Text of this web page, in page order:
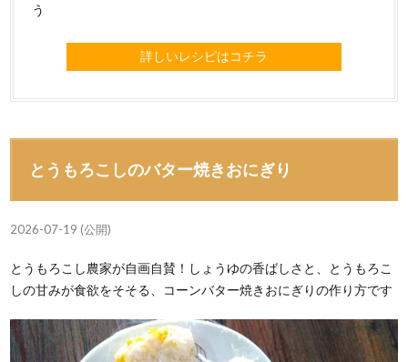
う
詳しいレシピはコチラ
とうもろこしのバター焼きおにぎり
2026-07-19 (公開)
とうもろこし農家が自画自賛！しょうゆの香ばしさと、とうもろこ
しの甘みが食欲をそそる、コーンバター焼きおにぎりの作り方です